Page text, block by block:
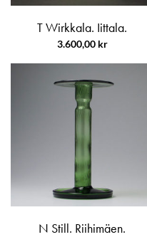
T Wirkkala. Iittala.
3.600,00 kr
N Still. Riihimäen.